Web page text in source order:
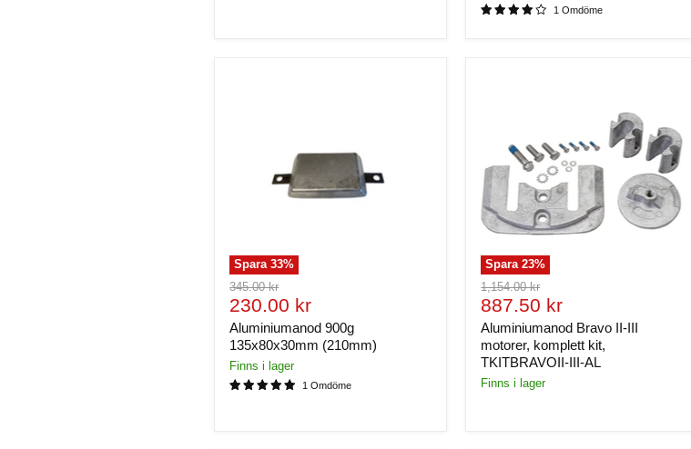
1 Omdöme
Spara33%
Ursprungligt
pris
345.00 kr
Nuvarande
pris
230.00 kr
Aluminiumanod 900g
135x80x30mm (210mm)
Finns i lager
1 Omdöme
Spara23%
Ursprungligt
pris
1,154.00 kr
Nuvarande
pris
887.50 kr
Aluminiumanod Bravo II-III
motorer, komplett kit,
TKITBRAVOII-III-AL
Finns i lager